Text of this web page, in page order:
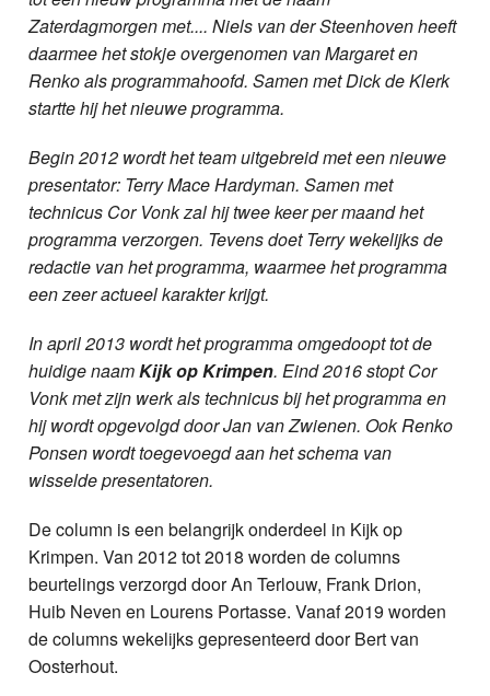
Zaterdagmorgen met.... Niels van der Steenhoven heeft
daarmee het stokje overgenomen van Margaret en
Renko als programmahoofd. Samen met Dick de Klerk
startte hij het nieuwe programma.
Begin 2012 wordt het team uitgebreid met een nieuwe
presentator: Terry Mace Hardyman. Samen met
technicus Cor Vonk zal hij twee keer per maand het
programma verzorgen. Tevens doet Terry wekelijks de
redactie van het programma, waarmee het programma
een zeer actueel karakter krijgt.
In april 2013 wordt het programma omgedoopt tot de
huidige naamKijk op Krimpen. Eind 2016 stopt Cor
Vonk met zijn werk als technicus bij het programma en
hij wordt opgevolgd door Jan van Zwienen. Ook Renko
Ponsen wordt toegevoegd aan het schema van
wisselde presentatoren.
De column is een belangrijk onderdeel in Kijk op
Krimpen. Van 2012 tot 2018 worden de columns
beurtelings verzorgd door An Terlouw, Frank Drion,
Huib Neven en Lourens Portasse. Vanaf 2019 worden
de columns wekelijks gepresenteerd door Bert van
Oosterhout.